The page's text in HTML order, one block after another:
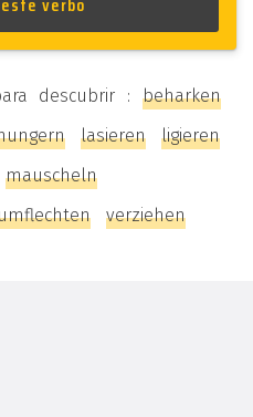
descubrir : beharken
lasieren
ligieren
mauscheln
verziehen